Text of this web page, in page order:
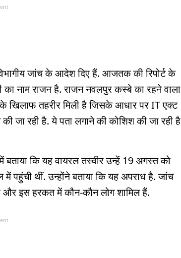
जांच के आदेश दिए हैं. आजतक की रिपोर्ट के
का नाम राजन है. राजन नवलपुर कस्बे का रहने वाला
खिलाफ तहरीर मिली है जिसके आधार पर IT एक्ट
जा रही है. ये पता लगाने की कोशिश की जा रही है
कि यह वायरल तस्वीर उन्हें 19 अगस्त को
पहुंची थीं. उन्होंने बताया कि यह अपराध है. जांच
इस हरकत में कौन-कौन लोग शामिल हैं.